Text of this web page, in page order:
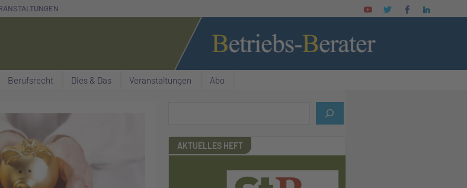
Berufsrecht Dies & Das Veranstaltungen Abo
AKTUELLES HEFT